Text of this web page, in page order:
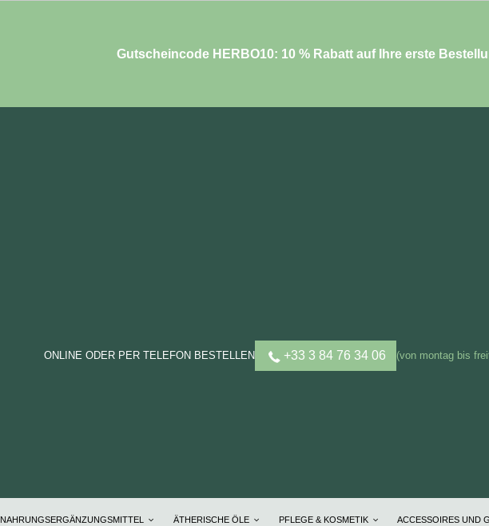
Gutscheincode HERBO10: 10 % Rabatt auf Ihre erste
ONLINE ODER PER TELEFON BESTELLEN +33 3 84 76 34 06 (von montag bis
NAHRUNGSERGÄNZUNGSMITTEL ÄTHERISCHE ÖLE PFLEGE & KOSMETIK ACCESSOIRES UND